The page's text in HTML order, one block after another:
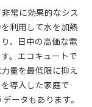
常に効果的なシス
利用して水を加熱
、日中の高価な電
。エコキュートで
量を最低限に抑え
導入した家庭で
ータもあります。